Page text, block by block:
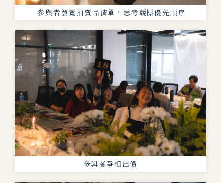
參與者瀏覽拍賣品清單，思考競標優先順序
參與者爭相出價